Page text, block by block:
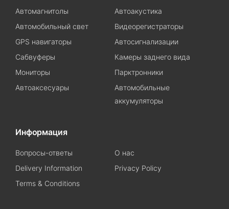
Автомагнитолы
Автоакустика
Автомобильный свет
Видеорегистраторы
GPS навигаторы
Автосигнализации
Сабвуферы
Камеры заднего вида
Мониторы
Парктронники
Автоаксесуары
Автомобильные
аккумуляторы
Информация
Вопросы-ответы
О нас
Delivery Information
Privacy Policy
Terms & Conditions